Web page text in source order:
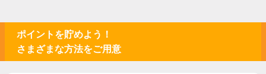
ポイントを貯めよう！
さまざまな方法をご用意